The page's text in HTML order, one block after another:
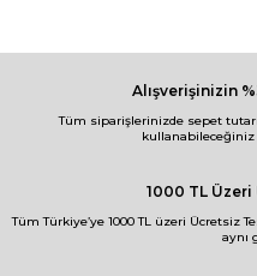
Alışverişinizin
Tüm siparişlerinizde sepet
1000 TL
Tüm Türkiye’ye 1000 TL üzeri Ücretsiz
aynı